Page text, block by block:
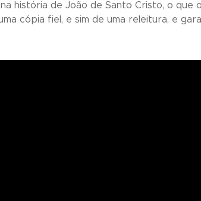
história de João de Santo Cristo, o que
cópia fiel, e sim de uma releitura, e